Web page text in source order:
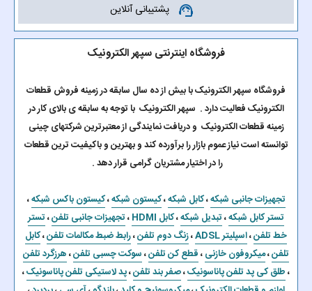
support_agent پشتیبانی آنلاین
فروشگاه اینترنتی سپهر الکترونیک
فروشگاه سپهر الکترونیک با بیش از ده سال سابقه در زمینه فروش قطعات
الکترونیک فعالیت دارد . سپهر الکترونیک با توجه به سابقه ی بالای کار در
زمینه قطعات الکترونیک و دریافت نمایندگی از معتبرترین شرکتهای چینی
توانسته است نیاز عموم بازار را برآورده کند و بهترین و باکیفیت ترین قطعات
را در اختیار مشتریان گرامی قرار دهد .
تجهیزات جانبی شبکه،کابل شبکه،کیستون شبکه،کیستون باکس شبکه،
تستر کابل شبکه،تبدیل شبکه،کابل HDMI ،تجهیزات جانبی تلفن،تستر
خط تلفن،اسپلیتر ADSL ،زنگ دوم تلفن،رابط ضبط مکالمات تلفن،کابل
تلفن،میکروفون خازنی،قطع کن تلفن،سوکت چسبی تلفن،هرزگرد تلفن
،طلق کی پد تلفن پاناسونیک،صفر بند تلفن،پد لاستیکی تلفن پاناسونیک،